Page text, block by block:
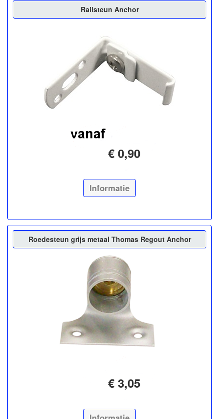
Railsteun Anchor
€ 0,90
Informatie
Roedesteun grijs metaal Thomas Regout Anchor
€ 3,05